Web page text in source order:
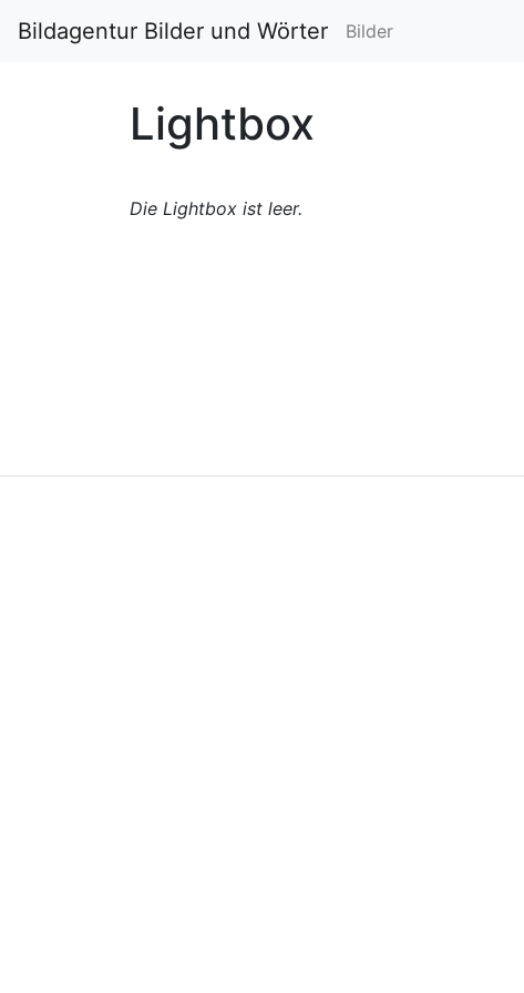
Bildagentur Bilder und Wörter Bilder
Lightbox
Die Lightbox ist leer.